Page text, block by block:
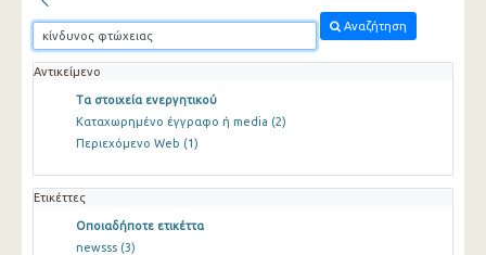
Αναζήτηση
Αντικείμενο
Τα στοιχεία ενεργητικού
Καταχωρημένο έγγραφο ή media (2)
Περιεχόμενο Web (1)
Ετικέττες
Οποιαδήποτε ετικέττα
newsss (3)